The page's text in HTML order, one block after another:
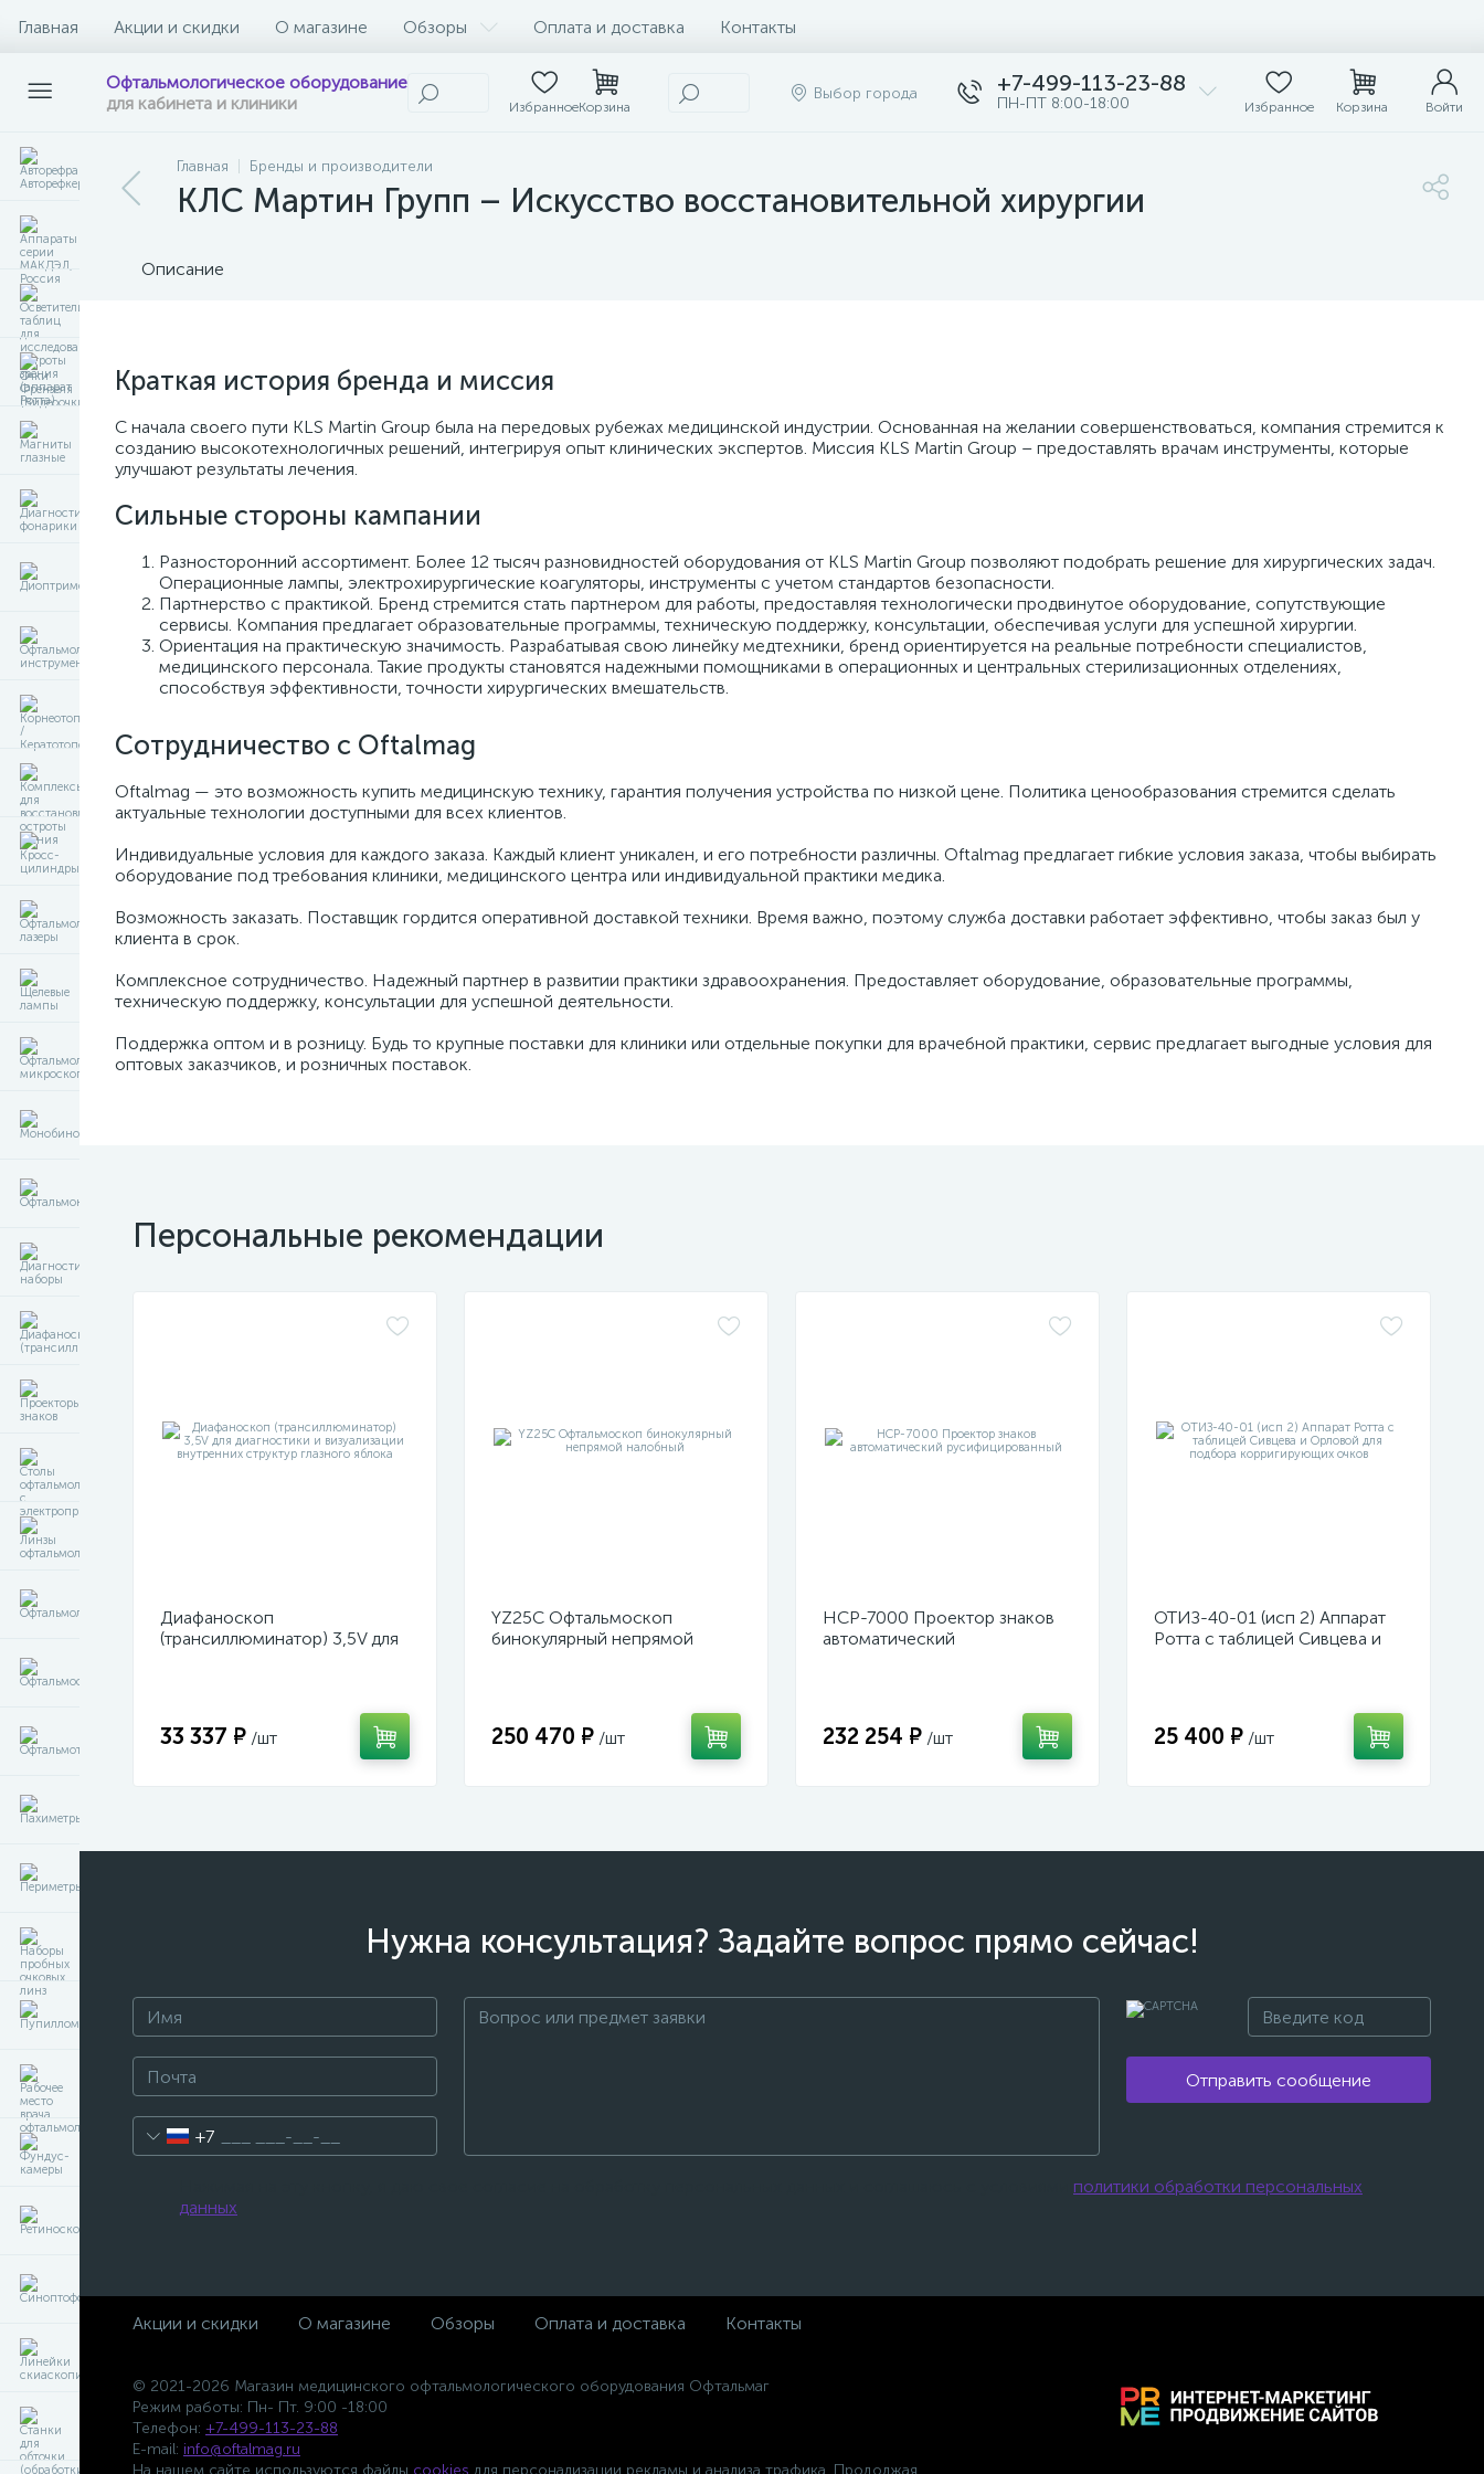
Главная Акции и скидки О магазине Обзоры Оплата и доставка Контакты
Офтальмологическое оборудование
для кабинета и клиники
ИзбранноеКорзина
Выбор города +7-499-113-23-88
ПН-ПТ 8:00-18:00 Избранное Корзина Войти
Главная Бренды и производители
КЛС Мартин Групп – Искусство восстановительной хирургии
Описание
Краткая история бренда и миссия
С начала своего пути KLS Martin Group была на передовых рубежах медицинской индустрии. Основанная на желании совершенствоваться, компания стремится к
созданию высокотехнологичных решений, интегрируя опыт клинических экспертов. Миссия KLS Martin Group – предоставлять врачам инструменты, которые
улучшают результаты лечения.
Сильные стороны кампании
Разносторонний ассортимент. Более 12 тысяч разновидностей оборудования от KLS Martin Group позволяют подобрать решение для хирургических задач.
Операционные лампы, электрохирургические коагуляторы, инструменты с учетом стандартов безопасности.
Партнерство с практикой. Бренд стремится стать партнером для работы, предоставляя технологически продвинутое оборудование, сопутствующие
сервисы. Компания предлагает образовательные программы, техническую поддержку, консультации, обеспечивая услуги для успешной хирургии.
Ориентация на практическую значимость. Разрабатывая свою линейку медтехники, бренд ориентируется на реальные потребности специалистов,
медицинского персонала. Такие продукты становятся надежными помощниками в операционных и центральных стерилизационных отделениях,
способствуя эффективности, точности хирургических вмешательств.
Сотрудничество с Oftalmag
Oftalmag — это возможность купить медицинскую технику, гарантия получения устройства по низкой цене. Политика ценообразования стремится сделать
актуальные технологии доступными для всех клиентов.
Индивидуальные условия для каждого заказа. Каждый клиент уникален, и его потребности различны. Oftalmag предлагает гибкие условия заказа, чтобы выбирать
оборудование под требования клиники, медицинского центра или индивидуальной практики медика.
Возможность заказать. Поставщик гордится оперативной доставкой техники. Время важно, поэтому служба доставки работает эффективно, чтобы заказ был у
клиента в срок.
Комплексное сотрудничество. Надежный партнер в развитии практики здравоохранения. Предоставляет оборудование, образовательные программы,
техническую поддержку, консультации для успешной деятельности.
Поддержка оптом и в розницу. Будь то крупные поставки для клиники или отдельные покупки для врачебной практики, сервис предлагает выгодные условия для
оптовых заказчиков, и розничных поставок.
Персональные рекомендации
Диафаноскоп
(трансиллюминатор) 3,5V для
33 337 ₽ /шт
YZ25C Офтальмоскоп
бинокулярный непрямой
250 470 ₽ /шт
НСР-7000 Проектор знаков
автоматический
232 254 ₽ /шт
ОТИЗ-40-01 (исп 2) Аппарат
Ротта с таблицей Сивцева и
25 400 ₽ /шт
Нужна консультация? Задайте вопрос прямо сейчас!
+7
Отправить сообщение
политики обработки персональных
данных
Акции и скидки О магазине Обзоры Оплата и доставка Контакты
© 2021-2026 Магазин медицинского офтальмологического оборудования Офтальмаг
Режим работы: Пн- Пт. 9:00 -18:00
Телефон: +7-499-113-23-88
E-mail: info@oftalmag.ru
На нашем сайте используются файлы cookies для персонализации рекламы и анализа трафика. Продолжая